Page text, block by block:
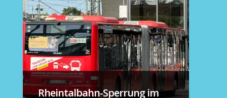
Rheintalbahn-Sperrung im